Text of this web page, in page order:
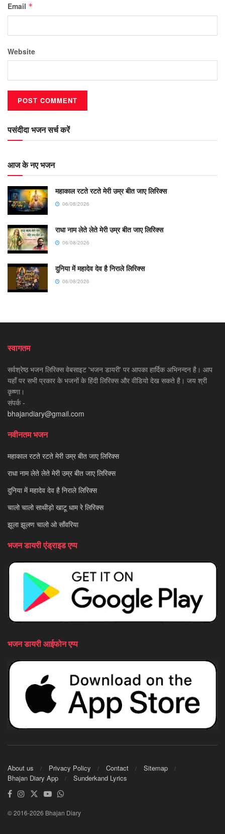
Email *
Website
पसंदीदा भजन सर्च करें
आज के नए भजन
महाकाल रटते रटते मेरी उम्र बीत जाए लिरिक्स
06/08/2026
राधा नाम लेते लेते मेरी उम्र बीत जाए लिरिक्स
06/08/2026
दुनिया में महादेव देव है निराले लिरिक्स
06/08/2026
स्वागतम
सर्वश्रेष्ठ भजन लिरिक्स वेबसाइट 'भजन डायरी' पर आपका हार्दिक अभिनन्दन है। आप
यहाँ पर सभी प्रकार के भजनों के हिंदी लिरिक्स और वीडियो देख सकते है। जय श्री
कृष्णा।
संपर्क -
bhajandiary@gmail.com
नवीनतम भजन
महाकाल रटते रटते मेरी उम्र बीत जाए लिरिक्स
राधा नाम लेते लेते मेरी उम्र बीत जाए लिरिक्स
दुनिया में महादेव देव है निराले लिरिक्स
चालो चालो साथीड़ो खाटू धाम रे लिरिक्स
झूला झूलण चालो ओ साँवरिया
भजन डायरी एंड्राइड एप्प
भजन डायरी आईफोन एप्प
About us Privacy Policy Contact
Sitemap
Bhajan Diary App
Sunderkand Lyrics
© 2016-2026 Bhajan Diary